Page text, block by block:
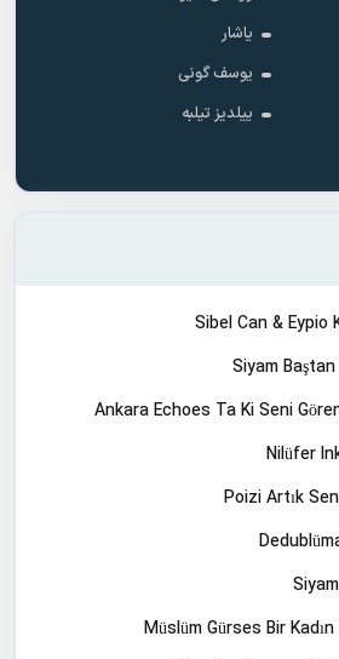
یاشار
یوسف گونی
ییلدیز تیلبه